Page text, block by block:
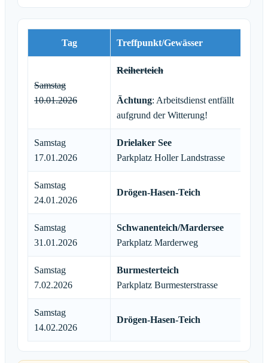
Tag Treffpunkt/Gewässer
Samstag
10.01.2026
Reiherteich
Ächtung: Arbeitsdienst entfällt
aufgrund der Witterung!
Samstag
17.01.2026
Drielaker See
Parkplatz Holler Landstrasse
Samstag
24.01.2026
Drögen-Hasen-Teich
Samstag
31.01.2026
Schwanenteich/Mardersee
Parkplatz Marderweg
Samstag
7.02.2026
Burmesterteich
Parkplatz Burmesterstrasse
Samstag
14.02.2026
Drögen-Hasen-Teich